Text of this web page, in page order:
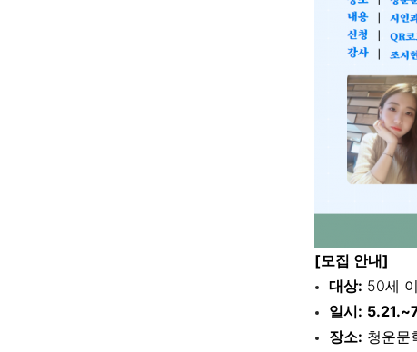
[모집 안내]
대상: 50세
일시:
장소: 청운문